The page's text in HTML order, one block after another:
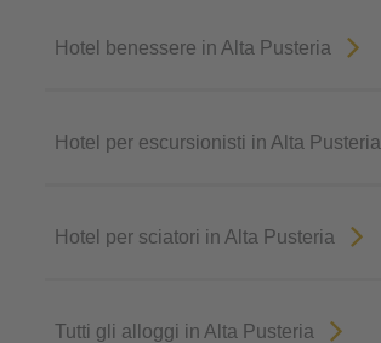
Hotel benessere in Alta Pusteria
Hotel per escursionisti in Alta Pusteria
Hotel per sciatori in Alta Pusteria
Tutti gli alloggi in Alta Pusteria